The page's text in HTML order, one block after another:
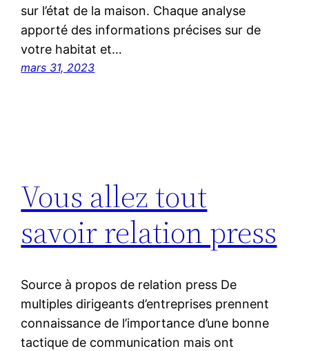
sur l’état de la maison. Chaque analyse
apporté des informations précises sur de
votre habitat et…
mars 31, 2023
Vous allez tout
savoir relation press
Source à propos de relation press De
multiples dirigeants d’entreprises prennent
connaissance de l’importance d’une bonne
tactique de communication mais ont